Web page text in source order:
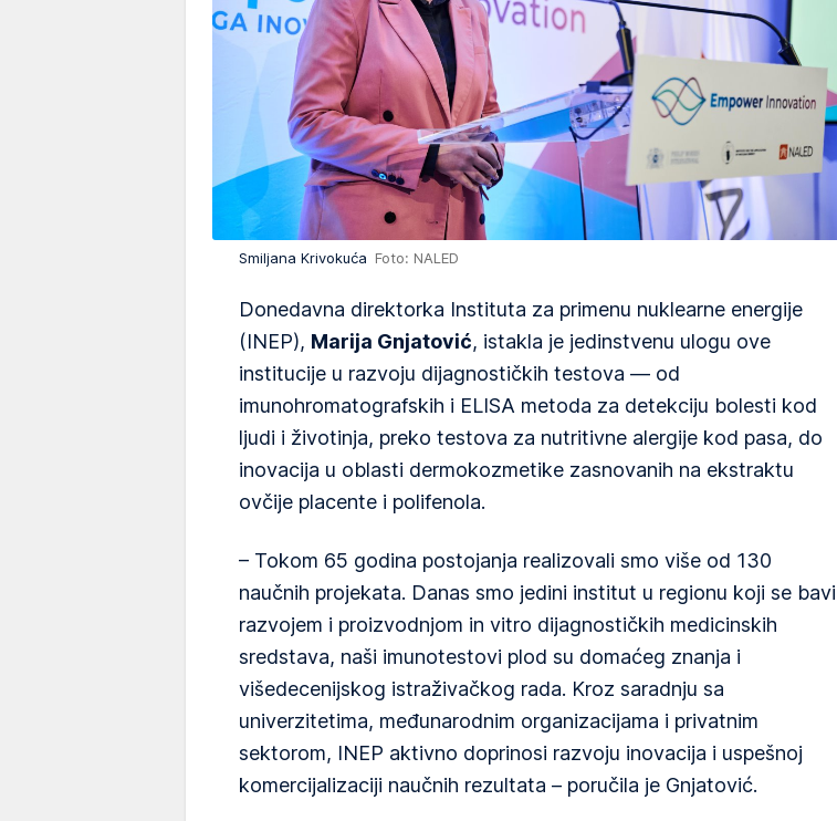
Smiljana Krivokuća Foto: NALED
Donedavna direktorka Instituta za primenu nuklearne energije
(INEP), Marija Gnjatović, istakla je jedinstvenu ulogu ove
institucije u razvoju dijagnostičkih testova — od
imunohromatografskih i ELISA metoda za detekciju bolesti kod
ljudi i životinja, preko testova za nutritivne alergije kod pasa, do
inovacija u oblasti dermokozmetike zasnovanih na ekstraktu
ovčije placente i polifenola.
– Tokom 65 godina postojanja realizovali smo više od 130
naučnih projekata. Danas smo jedini institut u regionu koji se bavi
razvojem i proizvodnjom in vitro dijagnostičkih medicinskih
sredstava, naši imunotestovi plod su domaćeg znanja i
višedecenijskog istraživačkog rada. Kroz saradnju sa
univerzitetima, međunarodnim organizacijama i privatnim
sektorom, INEP aktivno doprinosi razvoju inovacija i uspešnoj
komercijalizaciji naučnih rezultata – poručila je Gnjatović.